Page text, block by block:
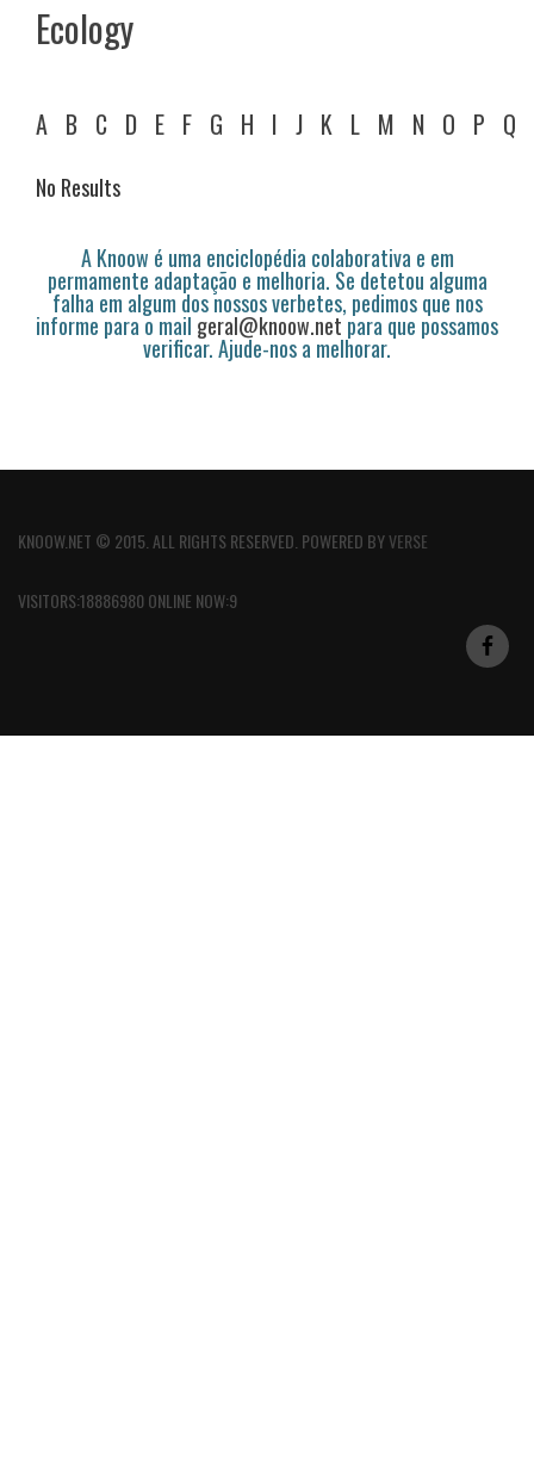
Ecology
A B C D E F G H I J K L M N O P Q
No Results
A Knoow é uma enciclopédia colaborativa e em
permamente adaptação e melhoria. Se detetou alguma
falha em algum dos nossos verbetes, pedimos que nos
informe para o mail geral@knoow.netpara que possamos
verificar. Ajude-nos a melhorar.
KNOOW.NET © 2015. ALL RIGHTS RESERVED. POWERED BYVERSE
VISITORS:18886980 ONLINE NOW:9